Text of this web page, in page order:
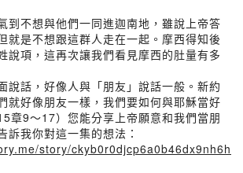
到不想與他們一同進迦南地，雖說上帝答
就是不想跟這群人走在一起。摩西得知後
說項，這再次讓我們看見摩西的肚量有多
說話，好像人與「朋友」說話一般。新約
就好像朋友一樣，我們要如何與耶穌當好
章9～17）您能分享上帝願意和我們當朋
訴我你對這一集的想法：
story/ckyb0r0djcp6a0b46dx9nh6h